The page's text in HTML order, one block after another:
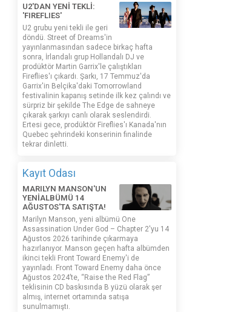
U2'DAN YENİ TEKLİ:
'FIREFLIES'
U2 grubu yeni tekli ile geri
döndü. Street of Dreams'in
yayınlanmasından sadece birkaç hafta
sonra, İrlandalı grup Hollandalı DJ ve
prodüktör Martin Garrix'le çalıştıkları
Fireflies'ı çıkardı. Şarkı, 17 Temmuz'da
Garrix'in Belçika'daki Tomorrowland
festivalinin kapanış setinde ilk kez çalındı ​​ve
sürpriz bir şekilde The Edge de sahneye
çıkarak şarkıyı canlı olarak seslendirdi.
Ertesi gece, prodüktör Fireflies'ı Kanada'nın
Quebec şehrindeki konserinin finalinde
tekrar dinletti.
Kayıt Odası
MARILYN MANSON'UN
YENİALBÜMÜ 14
AĞUSTOS'TA SATIŞTA!
Marilyn Manson, yeni albümü One
Assassination Under God – Chapter 2'yu 14
Ağustos 2026 tarihinde çıkarmaya
hazırlanıyor. Manson geçen hafta albümden
ikinci tekli Front Toward Enemy'i de
yayınladı. Front Toward Enemy daha önce
Ağustos 2024’te, “Raise the Red Flag”
teklisinin CD baskısında B yüzü olarak şer
almış, internet ortamında satışa
sunulmamıştı.